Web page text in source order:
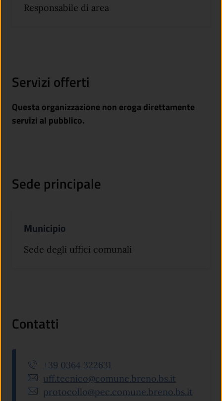
Responsabile di area
Servizi offerti
Questa organizzazione non eroga direttamente
servizi al pubblico.
Sede principale
Municipio
Sede degli uffici comunali
Contatti
+39 0364 322631
uff.tecnico@comune.breno.bs.it
protocollo@pec.comune.breno.bs.it